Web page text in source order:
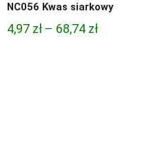
NC056 Kwas siarkowy
4,97 zł – 68,74 złZakres